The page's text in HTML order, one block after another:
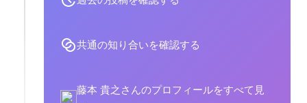
共通の知り合いを確認する
藤本 貴之さんのプロフィールをすべて見